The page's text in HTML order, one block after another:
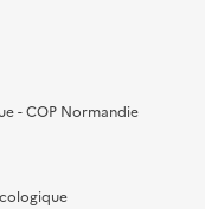
- COP Normandie